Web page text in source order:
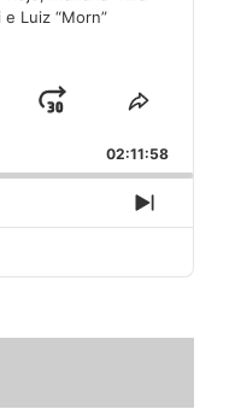
Luiz “Morn”
Jump
Forward
Share
Episode
02:11:58
Next
Episode